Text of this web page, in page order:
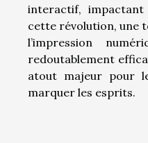
interactif,
cette révolution, une
l’impression
redoutablement
atout majeur pour
marquer les esprits.